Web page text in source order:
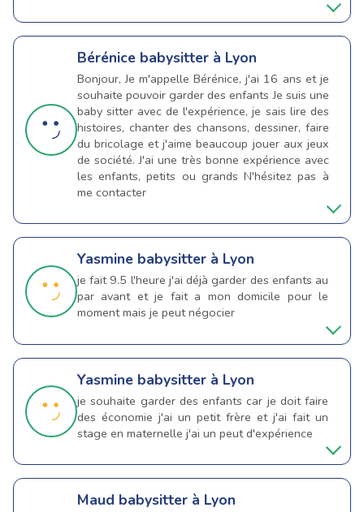
Bérénice babysitter à Lyon
Bonjour, Je m'appelle Bérénice, j'ai 16 ans et je
souhaite pouvoir garder des enfants Je suis une
baby sitter avec de l'expérience, je sais lire des
histoires, chanter des chansons, dessiner, faire
du bricolage et j'aime beaucoup jouer aux jeux
de société. J'ai une très bonne expérience avec
les enfants, petits ou grands N'hésitez pas à
me contacter
Yasmine babysitter à Lyon
je fait 9.5 l'heure j'ai déjà garder des enfants au
par avant et je fait a mon domicile pour le
moment mais je peut négocier
Yasmine babysitter à Lyon
je souhaite garder des enfants car je doit faire
des économie j'ai un petit frère et j'ai fait un
stage en maternelle j'ai un peut d'expérience
Maud babysitter à Lyon